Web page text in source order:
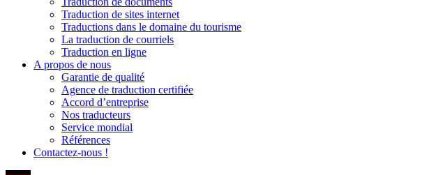
Traduction de sites internet
Traductions dans le domaine du tourisme
La traduction de courriels
Traduction en ligne
A propos de nous
Garantie de qualité
Agence de traduction certifiée
Accord d’entreprise
Nos traducteurs
Service mondial
Références
Contactez-nous !